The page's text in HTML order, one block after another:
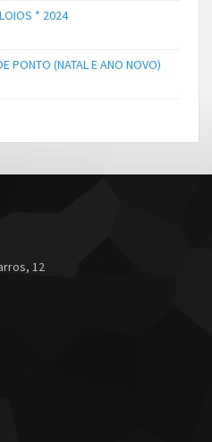
* 2024
PONTO (NATAL E ANO NOVO)
12